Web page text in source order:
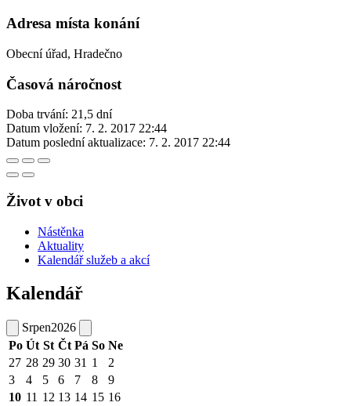
Adresa místa konání
Obecní úřad, Hradečno
Časová náročnost
Doba trvání: 21,5 dní
Datum vložení: 7. 2. 2017 22:44
Datum poslední aktualizace: 7. 2. 2017 22:44
Život v obci
Nástěnka
Aktuality
Kalendář služeb a akcí
Kalendář
Srpen2026
Po Út St Čt Pá So Ne
27 28 29 30 31 1
2
3
4 5 6 7 8
9
10 11 12 13 14 15 16